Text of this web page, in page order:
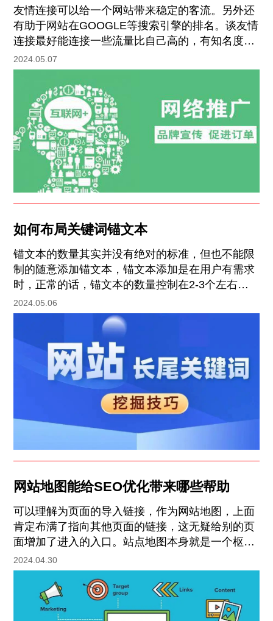
友情连接可以给一个网站带来稳定的客流。另外还
有助于网站在GOOGLE等搜索引擎的排名。谈友情
连接最好能连接一些流量比自己高的，有知名度的
网站。再次是和自己内容互补的网站。然后再是同
类网站，同类网站要保证自己网站的内容质量要有
特点，并且可以吸引人，要不然不如不连同类网
站。
2024.05.07
如何布局关键词锚文本
锚文本的数量其实并没有绝对的标准，但也不能限
制的随意添加锚文本，锚文本添加是在用户有需求
时，正常的话，锚文本的数量控制在2-3个左右，
可以根据正文的字数多少进行适当的添加。
2024.05.06
网站地图能给SEO优化带来哪些帮助
可以理解为页面的导入链接，作为网站地图，上面
肯定布满了指向其他页面的链接，这无疑给别的页
面增加了进入的入口。站点地图本身就是一个枢纽
页面，可以发挥很好的导航作用。同时Sitemap很
好的体现了内部链结构，成为网站地图在seo优化
中不可忽视的重要角色。
2024.04.30